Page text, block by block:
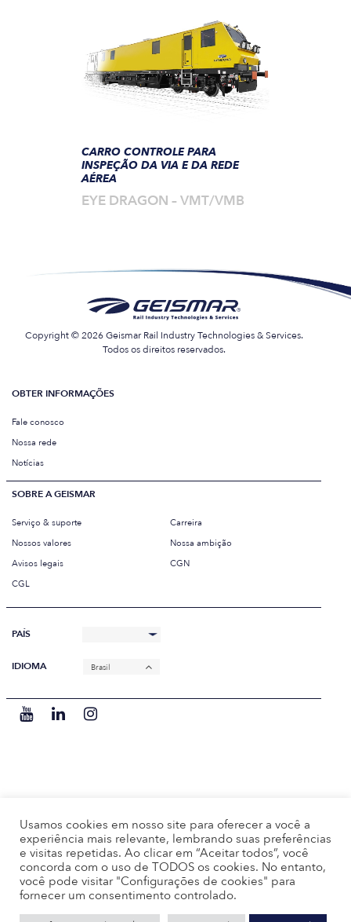
CARRO CONTROLE PARA
INSPEÇÃO DA VIA E DA REDE
AÉREA
EYE DRAGON – VMT/VMB
Copyright © 2026 Geismar Rail Industry Technologies & Services.
Todos os direitos reservados.
OBTER INFORMAÇÕES
Fale conosco
Nossa rede
Notícias
SOBRE A GEISMAR
Serviço & suporte
Carreira
Nossos valores
Nossa ambição
Avisos legais
CGN
CGL
PAÍS
IDIOMA Brasil
Usamos cookies em nosso site para oferecer a você a
experiência mais relevante, lembrando suas preferências
e visitas repetidas. Ao clicar em “Aceitar todos”, você
concorda com o uso de TODOS os cookies. No entanto,
você pode visitar "Configurações de cookies" para
fornecer um consentimento controlado.